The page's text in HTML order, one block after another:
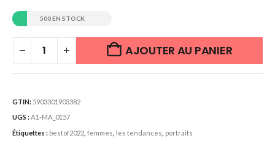
500 EN STOCK
AJOUTER AU PANIER
GTIN: 5903301903382
UGS :A1-MA_0157
Étiquettes : bestof2022 femmes les tendances portraits